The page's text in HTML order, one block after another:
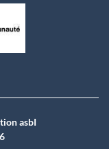
asbI